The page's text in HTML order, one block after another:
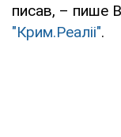
писав, – пише
"Крим.Реаліі".